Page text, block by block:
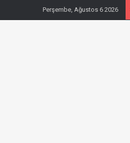
Perşembe, Ağustos 6 2026